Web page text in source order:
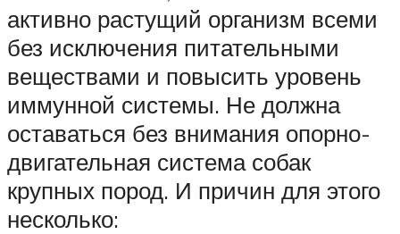
активно растущий организм всеми
без исключения питательными
веществами и повысить уровень
иммунной системы. Не должна
оставаться без внимания опорно-
двигательная система собак
крупных пород. И причин для этого
несколько: